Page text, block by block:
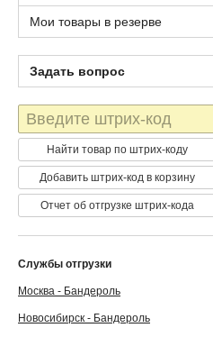
Мои товары в резерве
Задать вопрос
Штрих-
код
Найти товар по штрих-коду
Добавить штрих-код в корзину
Отчет об отгрузке штрих-кода
Службы отгрузки
Москва - Бандероль
Новосибирск - Бандероль